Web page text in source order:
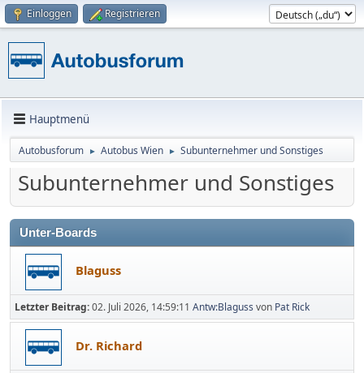
Einloggen Registrieren
Hauptmenü
Autobusforum ► Autobus Wien ► Subunternehmer und Sonstiges
Subunternehmer und Sonstiges
Unter-Boards
Blaguss
Letzter Beitrag:02. Juli 2026, 14:59:11 Antw:Blaguss von Pat Rick
Dr. Richard